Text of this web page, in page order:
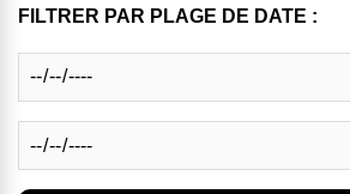
FILTRER PAR PLAGE DE DATE :